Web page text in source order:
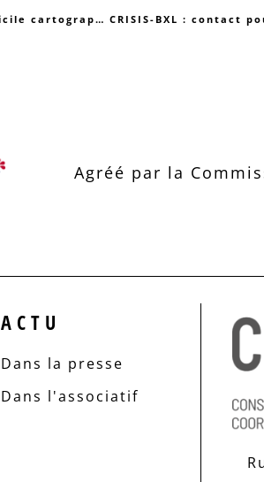
Aide aux sans-abris : une si difficile cartographie
Agréé par la
ACTU
Dans la presse
Dans l'associatif